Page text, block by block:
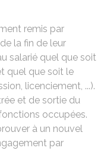
remis par
la fin de leur
salarié quel que soit
quel que soit le
licenciement, ...).
et de sortie du
occupées.
à un nouvel
par